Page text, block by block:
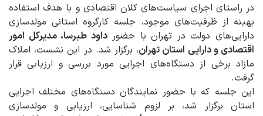
در راستای اجرای سیاست‌های کلان اقتصادی و با هدف استفاده
بهینه از ظرفیت‌های موجود، جلسه کارگروه استانی مولدسازی
دارایی‌های دولت در تهران با حضورداود طبرسا، مدیرکل امور
اقتصادی و دارایی استان تهران، برگزار شد. در این نشست، املاک
مازاد برخی از دستگاه‌های اجرایی مورد بررسی و ارزیابی قرار
گرفت.
این جلسه که با حضور نمایندگان دستگاه‌های مختلف اجرایی
استان برگزار شد، بر لزوم شناسایی، ارزیابی و مولدسازی